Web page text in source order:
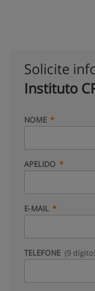
Solicite
Instituto
NOME
APELIDO
E-MAIL
TELEFONE (9